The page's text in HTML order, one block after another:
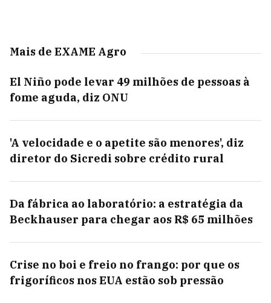
Mais de EXAME Agro
El Niño pode levar 49 milhões de pessoas à
fome aguda, diz ONU
'A velocidade e o apetite são menores', diz
diretor do Sicredi sobre crédito rural
Da fábrica ao laboratório: a estratégia da
Beckhauser para chegar aos R$ 65 milhões
Crise no boi e freio no frango: por que os
frigoríficos nos EUA estão sob pressão